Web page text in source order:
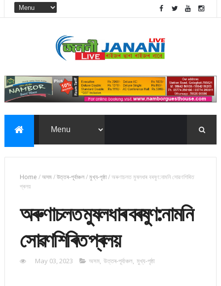
Home /অসম/উত্তৰ-পূৰ্বাঞ্চল/মুখ্য-পৃষ্ঠা/অৰুণাচলত মুষলধাৰ বৰষুণ:নামনি সোৱণশিৰিত
প্ৰলয়
অৰুণাচলত মুষলধাৰ বৰষুণ:নামনি
সোৱণশিৰিত প্ৰলয়
May 03, 2023 অসম, উত্তৰ-পূৰ্বাঞ্চল মুখ্য-পৃষ্ঠা